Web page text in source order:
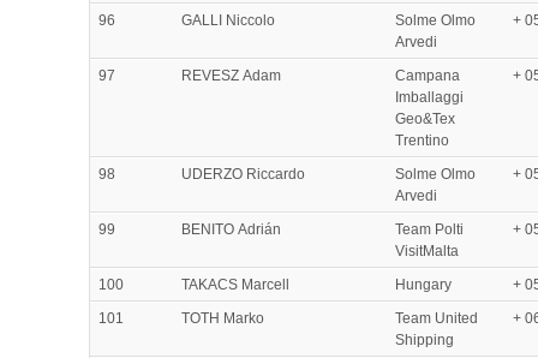
96 GALLI Niccolo
Solme Olmo
Arvedi
+
97 REVESZ Adam
Campana
Imballaggi
Geo&Tex
Trentino
+
98 UDERZO Riccardo
Solme Olmo
Arvedi
+
99 BENITO Adrián
Team Polti
VisitMalta
+
100 TAKACS Marcell Hungary
+
101
TOTH Marko
Team United
Shipping
+